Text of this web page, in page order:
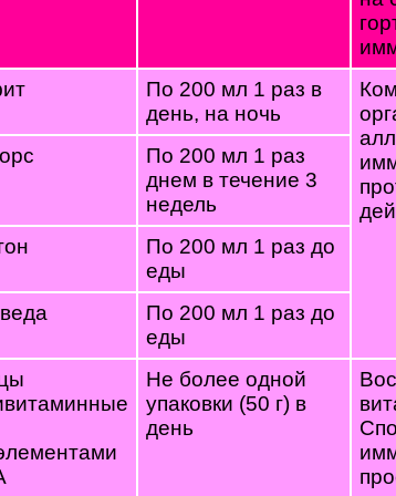
По 200 мл 1 раз в
день, на ночь
По 200 мл 1 раз
днем в течение 3
недель
По 200 мл 1 раз до
еды
По 200 мл 1 раз до
еды
Не более одной
упаковки (50 г) в
день